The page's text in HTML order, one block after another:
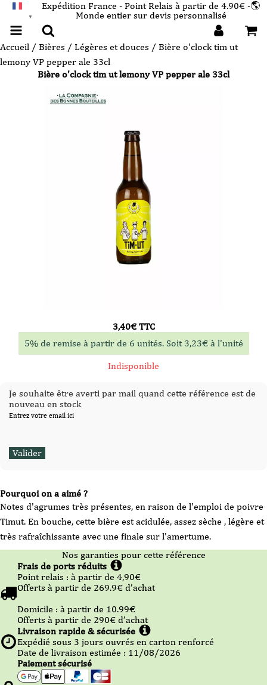
▼
Expédition France - Point Relais à partir de 4.90€ -🌎
Monde entier sur devis personnalisé
Accueil / Bières / Légères et douces / Bière o'clock tim ut
lemony VP pepper ale 33cl
Bière o'clock tim ut lemony VP pepper ale 33cl
Pourquoi on a aimé ?
Notes d'agrumes très présentes, en raison de l'emploi de poivre
Timut. En bouche, cette bière est acidulée, assez sèche , légère et
très rafraîchissante avec une finale sur l'amertume.
3,40€TTC
5% de remise à partir de 6 unités. Soit 3,23€à l'unité
Indisponible
Je souhaite être averti par mail quand cette référence est de
nouveau en stock
Entrez votre email ici
Nos garanties pour cette référence
Frais de ports réduits
Point relais : à partir de 4,90€
Offerts à partir de 269.9€ d’achat
Domicile : à partir de 10.99€
Offerts à partir de 290€ d’achat
Livraison rapide & sécurisée
Expédié sous 3 jours ouvrés en carton renforcé
Date de livraison estimée : 11/08/2026
Paiement sécurisé